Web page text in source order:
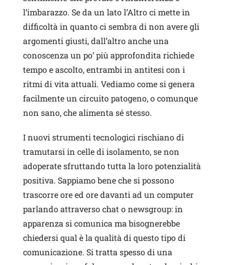
l’imbarazzo. Se da un lato l’Altro ci mette in
difficoltà in quanto ci sembra di non avere gli
argomenti giusti, dall’altro anche una
conoscenza un po’ più approfondita richiede
tempo e ascolto, entrambi in antitesi con i
ritmi di vita attuali. Vediamo come si genera
facilmente un circuito patogeno, o comunque
non sano, che alimenta sé stesso.
I nuovi strumenti tecnologici rischiano di
tramutarsi in celle di isolamento, se non
adoperate sfruttando tutta la loro potenzialità
positiva. Sappiamo bene che si possono
trascorre ore ed ore davanti ad un computer
parlando attraverso chat o newsgroup: in
apparenza si comunica ma bisognerebbe
chiedersi qual è la qualità di questo tipo di
comunicazione. Si tratta spesso di una